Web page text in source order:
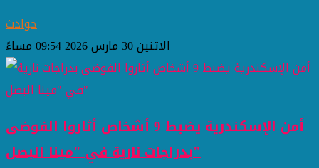
حوادث
الاثنين 30 مارس 2026 09:54 مساءً
أمن الإسكندرية يضبط 9 أشخاص أثاروا الفوضى
بدراجات نارية في "مينا البصل"